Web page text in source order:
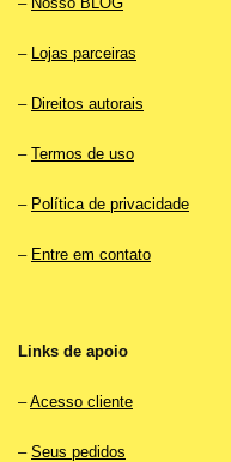
– Lojas parceiras
– Direitos autorais
– Termos de uso
– Política de privacidade
– Entre em contato
Links de apoio
–Acesso cliente
– Seus pedidos